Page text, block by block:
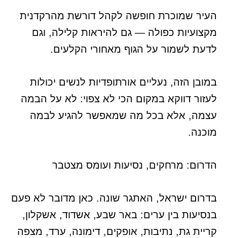
העיר שמוכרת חופשה לקהל דורשת מהרקדנית
מקצועיות כפולה — גם להיראות קלילה, וגם
לדעת לשמור על הגוף מאחורי הקלעים.
במובן הזה, נעליים אורתופדיות לנשים יכולות
לעזור דווקא במקום הכי לא צפוי: לא על הבמה
עצמה, אלא בכל מה שמאפשר להגיע לבמה
מוכנה.
הדרום: מרחקים, נסיעות ועומס מצטבר
בדרום ישראל, האתגר שונה. כאן מדובר לא פעם
בנסיעות בין ערים: באר שבע, אשדוד, אשקלון,
קריית גת, נתיבות, אופקים, דימונה, ערד, מצפה